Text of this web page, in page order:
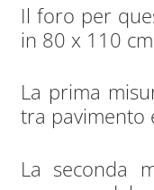
Il foro per
in 80 x 110
La prima
tra pavimento
La seconda